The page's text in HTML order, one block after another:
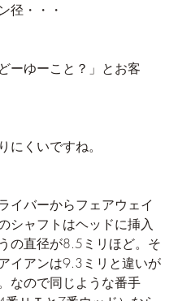
径・・・
ーゆーこと？」とお客
にくいですね。
イバーからフェアウェイ
シャフトはヘッドに挿入
の直径が8.5ミリほど。そ
イアンは9.3ミリと違いが
なので同じような番手